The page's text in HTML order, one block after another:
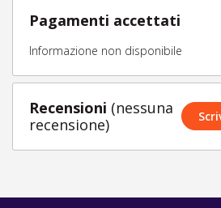
Pagamenti accettati
Informazione non disponibile
Recensioni (nessuna
recensione)